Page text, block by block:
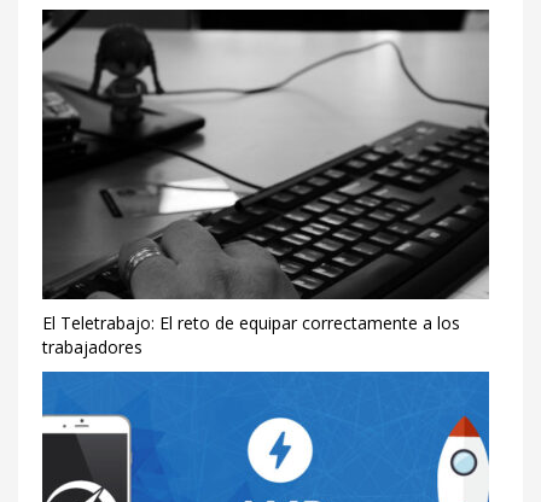
El Teletrabajo: El reto de equipar correctamente a los
trabajadores